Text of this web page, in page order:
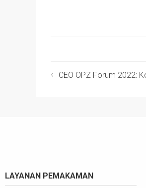
CEO OPZ Forum 2022:
LAYANAN PEMAKAMAN